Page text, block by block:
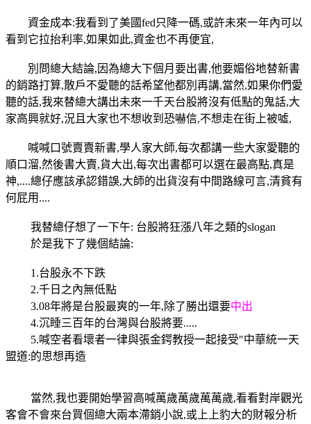
資金成本:我看到了美國fed只降一碼,或許未來一年內可以
看到它拉抬利率,如果如此,資金也不再便宜,
別問總大結論,因為總大下個月要出書,他要媚俗地替新書
的銷路打算,散戶不愛聽的話希望他都別再講,當然,如果你們愛
聽的話,我來替總大講出未來一千天台股將沒有低點的鬼話,大
家高興就好,況且大家也不想收到恐嚇信,不想走在街上被噓,
喊喊口號賣賣新書,學人家大師,每次都講一些大家愛聽的
順口溜,然後書大賣,貨大出,每次出書都可以選在最高點,真是
神,....總仔應該承認錯誤,大師的出貨沒有中間路線可言,清貧有
何屁用....
我替總仔想了一下午: 台股將狂漲八年之類的slogan
於是我下了幾個結論:
1.台股永不下跌
2.千日之內無低點
3.08年將是台股最爽的一年,除了勝出還要中出
4.沉睡三百年的台灣與台股將要.....
5.喊空者看壞者一律與張金鍔教授一起接受"中華統一天
盟道:的思想再造
當然,我也要開始學習高喊萬歲萬歲萬萬歲,看看對岸觀光
客會不會來台買個總大兩本滯銷小說,或上上豹大的財報分析